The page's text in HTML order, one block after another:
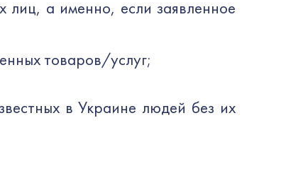
лиц, а именно, если заявленное
товаров/услуг;
в Украине людей без их